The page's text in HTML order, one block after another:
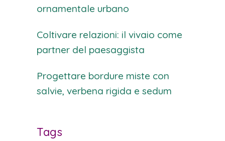
ornamentale urbano
Coltivare relazioni: il vivaio come
partner del paesaggista
Progettare bordure miste con
salvie, verbena rigida e sedum
Tags